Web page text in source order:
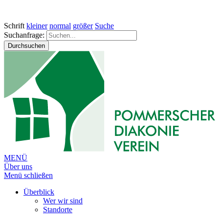
Schrift kleiner normal größer Suche
Suchanfrage:
Durchsuchen
MENÜ
Über uns
Menü schließen
Überblick
Wer wir sind
Standorte